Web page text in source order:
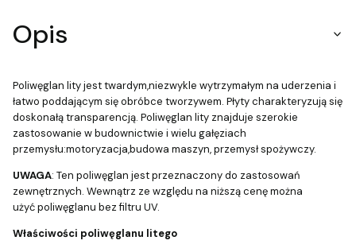
Opis
Poliwęglan lity jest twardym,niezwykle wytrzymałym na uderzenia i
łatwo poddającym się obróbce tworzywem. Płyty charakteryzują się
doskonałą transparencją. Poliwęglan lity znajduje szerokie
zastosowanie w budownictwie i wielu gałęziach
przemysłu:motoryzacja,budowa maszyn, przemysł spożywczy.
UWAGA: Ten poliwęglan jest przeznaczony do zastosowań
zewnętrznych. Wewnątrz ze względu na niższą cenę można
użyć poliwęglanu bez filtru UV.
Właściwości poliwęglanu litego